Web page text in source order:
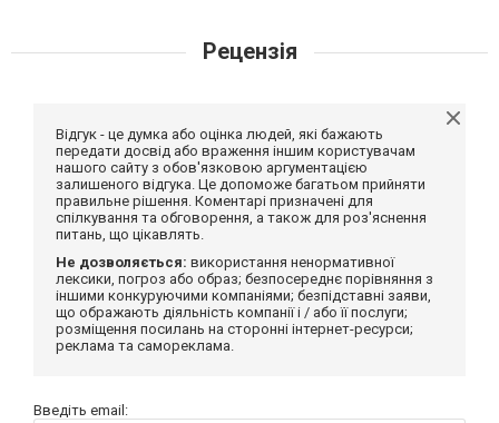
Рецензія
Відгук - це думка або оцінка людей, які бажають
передати досвід або враження іншим користувачам
нашого сайту з обов'язковою аргументацією
залишеного відгука. Це допоможе багатьом прийняти
правильне рішення. Коментарі призначені для
спілкування та обговорення, а також для роз'яснення
питань, що цікавлять.
Не дозволяється: використання ненормативної
лексики, погроз або образ; безпосереднє порівняння з
іншими конкуруючими компаніями; безпідставні заяви,
що ображають діяльність компанії і / або її послуги;
розміщення посилань на сторонні інтернет-ресурси;
реклама та самореклама.
Введіть email: